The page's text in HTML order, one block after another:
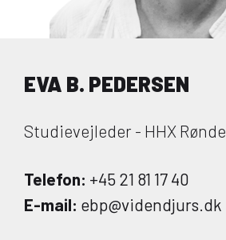
EVA B. PEDERSEN
Studievejleder - HHX Rønde
Telefon: +45 21 81 17 40
E-mail: ebp@videndjurs.dk